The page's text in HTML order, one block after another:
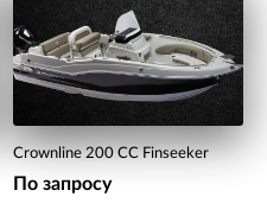
Crownline 200 CC Finseeker
По запросу